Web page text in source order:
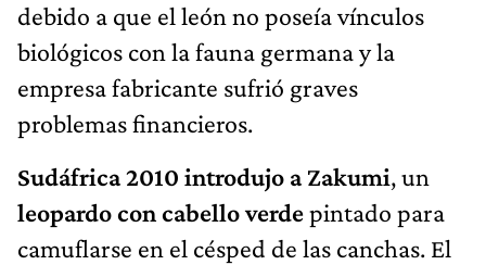
debido a que el león no poseía vínculos
biológicos con la fauna germana y la
empresa fabricante sufrió graves
problemas financieros.
Sudáfrica 2010 introdujo a Zakumi, un
leopardo con cabello verdepintado para
camuflarse en el césped de las canchas. El